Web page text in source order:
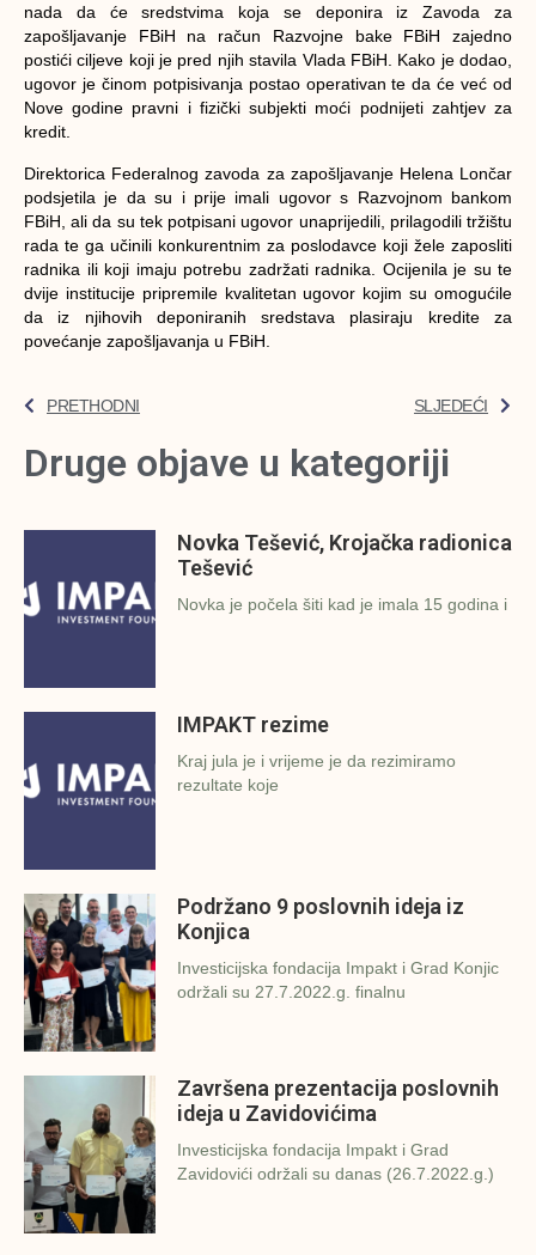
nada da će sredstvima koja se deponira iz Zavoda za
zapošljavanje FBiH na račun Razvojne bake FBiH zajedno
postići ciljeve koji je pred njih stavila Vlada FBiH. Kako je dodao,
ugovor je činom potpisivanja postao operativan te da će već od
Nove godine pravni i fizički subjekti moći podnijeti zahtjev za
kredit.
Direktorica Federalnog zavoda za zapošljavanje Helena Lončar
podsjetila je da su i prije imali ugovor s Razvojnom bankom
FBiH, ali da su tek potpisani ugovor unaprijedili, prilagodili tržištu
rada te ga učinili konkurentnim za poslodavce koji žele zaposliti
radnika ili koji imaju potrebu zadržati radnika. Ocijenila je su te
dvije institucije pripremile kvalitetan ugovor kojim su omogućile
da iz njihovih deponiranih sredstava plasiraju kredite za
povećanje zapošljavanja u FBiH.
PRETHODNI SLJEDEĆI
Druge objave u kategoriji
Novka Tešević, Krojačka radionica
Tešević
Novka je počela šiti kad je imala 15 godina i
IMPAKT rezime
Kraj jula je i vrijeme je da rezimiramo
rezultate koje
Podržano 9 poslovnih ideja iz
Konjica
Investicijska fondacija Impakt i Grad Konjic
održali su 27.7.2022.g. finalnu
Završena prezentacija poslovnih
ideja u Zavidovićima
Investicijska fondacija Impakt i Grad
Zavidovići održali su danas (26.7.2022.g.)